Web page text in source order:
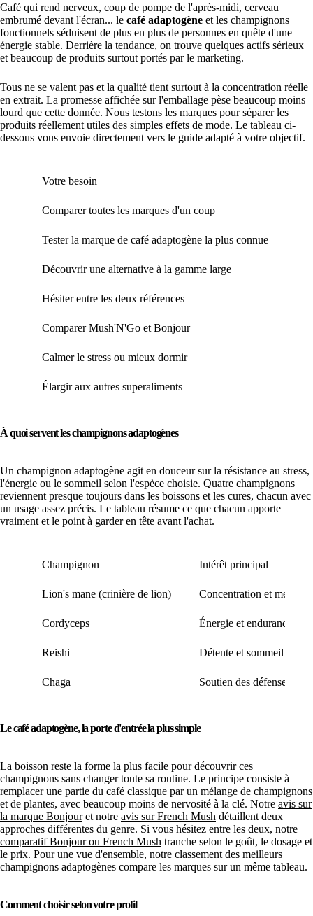
Café qui rend nerveux, coup de pompe de l'après-midi, cerveau
embrumé devant l'écran... le café adaptogène et les champignons
fonctionnels séduisent de plus en plus de personnes en quête d'une
énergie stable. Derrière la tendance, on trouve quelques actifs sérieux
et beaucoup de produits surtout portés par le marketing.
Tous ne se valent pas et la qualité tient surtout à la concentration réelle
en extrait. La promesse affichée sur l'emballage pèse beaucoup moins
lourd que cette donnée. Nous testons les marques pour séparer les
produits réellement utiles des simples effets de mode. Le tableau ci-
dessous vous envoie directement vers le guide adapté à votre objectif.
Votre besoin
Comparer toutes les marques d'un coup
Tester la marque de café adaptogène la plus connue
Découvrir une alternative à la gamme large
Hésiter entre les deux références
Comparer Mush'N'Go et Bonjour
Calmer le stress ou mieux dormir
Élargir aux autres superaliments
À quoi servent les champignons adaptogènes
Un champignon adaptogène agit en douceur sur la résistance au stress,
l'énergie ou le sommeil selon l'espèce choisie. Quatre champignons
reviennent presque toujours dans les boissons et les cures, chacun avec
un usage assez précis. Le tableau résume ce que chacun apporte
vraiment et le point à garder en tête avant l'achat.
Champignon Intérêt principal
Lion's mane (crinière de lion) Concentration et mémoire
Cordyceps Énergie et endurance
Reishi Détente et sommeil
Chaga Soutien des défenses
Le café adaptogène, la porte d'entrée la plus simple
La boisson reste la forme la plus facile pour découvrir ces
champignons sans changer toute sa routine. Le principe consiste à
remplacer une partie du café classique par un mélange de champignons
et de plantes, avec beaucoup moins de nervosité à la clé. Notre avis sur
la marque Bonjouret notre avis sur French Mush détaillent deux
approches différentes du genre. Si vous hésitez entre les deux, notre
comparatif Bonjour ou French Mush tranche selon le goût, le dosage et
le prix. Pour une vue d'ensemble, notre classement des meilleurs
champignons adaptogènes compare les marques sur un même tableau.
Comment choisir selon votre profil